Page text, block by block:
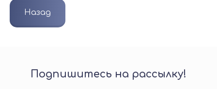
Назад
Подпишитесь на рассылку!